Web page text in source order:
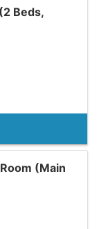
Beds,
(Main